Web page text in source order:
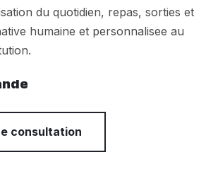
du quotidien, repas, sorties et
humaine et personnalisee au
consultation